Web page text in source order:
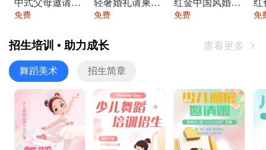
中式父母邀请函婚礼结婚请柬请贴父母邀请方
免费
轻奢婚礼请柬婚礼邀请函结婚照请帖
免费
红金中国风婚礼请柬出阁喜宴嫁女请帖出阁宴
免费 免
招生培训 • 助力成长 查看更多 
舞蹈美术 招生简章